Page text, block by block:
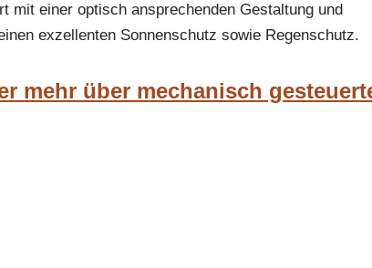
mit einer optisch ansprechenden Gestaltung und
exzellenten Sonnenschutz sowie Regenschutz.
mehr über mechanisch